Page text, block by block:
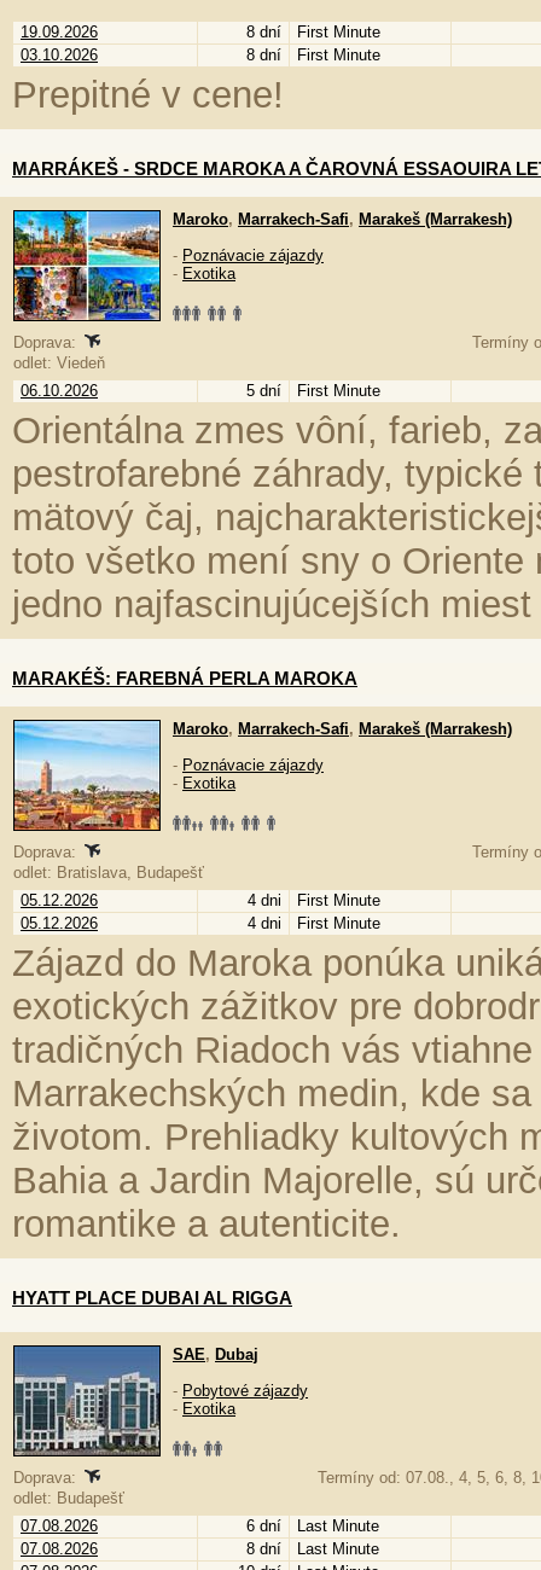
19.09.2026 8 dní
First Minute
03.10.2026
8 dní First Minute
Prepitné v cene!
MARRÁKEŠ - SRDCE MAROKA A ČAROVNÁ ESSAOUIRA
Maroko, Marrakech-Safi, Marakeš (Marrakesh)
- Poznávacie zájazdy
- Exotika
Doprava:
Termíny
odlet: Viedeň
06.10.2026
5 dní First Minute
Orientálna zmes vôní, farieb,
pestrofarebné záhrady,
mätový čaj,
toto všetko mení sny o
jedno najfascinujúcejších
MARAKÉŠ: FAREBNÁ PERLA MAROKA
Maroko, Marrakech-Safi, Marakeš (Marrakesh)
- Poznávacie zájazdy
- Exotika
Doprava:
Termíny
odlet: Bratislava, Budapešť
05.12.2026
4 dni
First Minute
05.12.2026
4 dni First Minute
Zájazd do Maroka ponúka
exotických zážitkov pre
tradičných Riadoch vás
Marrakechských medin, kde
životom. Prehliadky kultových
Bahia a Jardin Majorelle, sú
romantike a autenticite.
HYATT PLACE DUBAI AL RIGGA
SAE, Dubaj
- Pobytové zájazdy
- Exotika
Doprava:
Termíny od: 07.08., 4, 5, 6, 8,
odlet: Budapešť
07.08.2026
6 dní
Last Minute
07.08.2026
8 dní
Last Minute